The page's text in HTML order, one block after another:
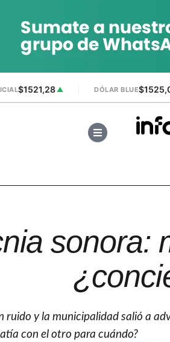
$1521,28 ▲ DÓLAR BLUE
sonora:
ruido y la municipalidad salió a
con el otro para cuándo?